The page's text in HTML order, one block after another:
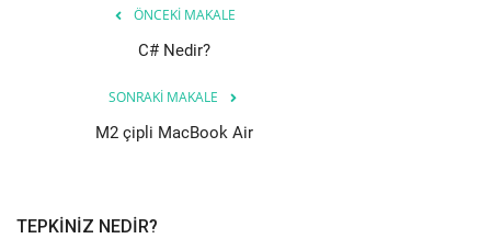
ÖNCEKI MAKALE
C# Nedir?
SONRAKI MAKALE
M2 çipli MacBook Air
TEPKINIZ NEDIR?